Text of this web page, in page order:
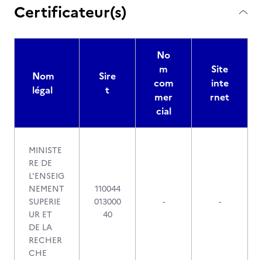
Certificateur(s)
Nom
légal
Sire
t
No
m
com
mer
cial
Site
inte
rnet
MINISTE
RE DE
L'ENSEIG
NEMENT
SUPERIE
UR ET
DE LA
RECHER
CHE
110044
013000
40
- -